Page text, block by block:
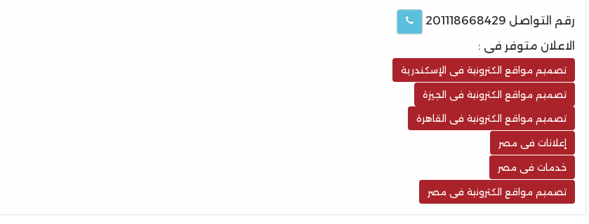
رقم التواصل 201118668429
الاعلان متوفر فى :
تصميم مواقع الكترونية فى الإسكندرية
تصميم مواقع الكترونية فى الجيزة
تصميم مواقع الكترونية فى القاهرة
إعلانات فى مصر
خدمات فى مصر
تصميم مواقع الكترونية فى مصر